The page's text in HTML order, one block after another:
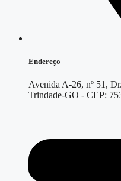
Endereço
Avenida A-26, nº 51,
Trindade-GO - CEP: